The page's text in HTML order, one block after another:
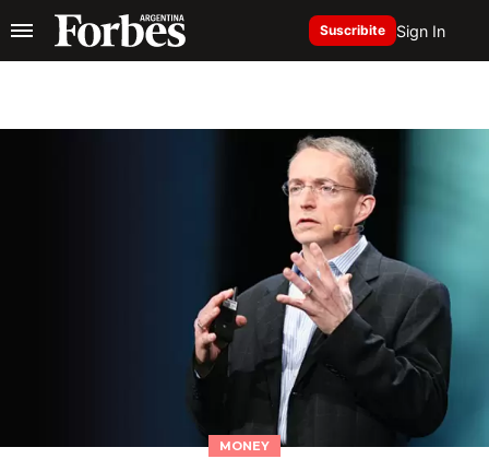
Suscribite Sign In
MONEY